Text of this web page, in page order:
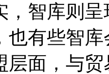
，智库则
也有些智
层面，与